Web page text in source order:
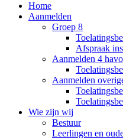
Home
Aanmelden
Groep 8
Afspraak
Aanmelden 4 havo
Aanmelden
Wie zijn wij
Bestuur
Leerlingen en